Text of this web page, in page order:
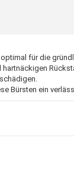
für die
Bürsten ein